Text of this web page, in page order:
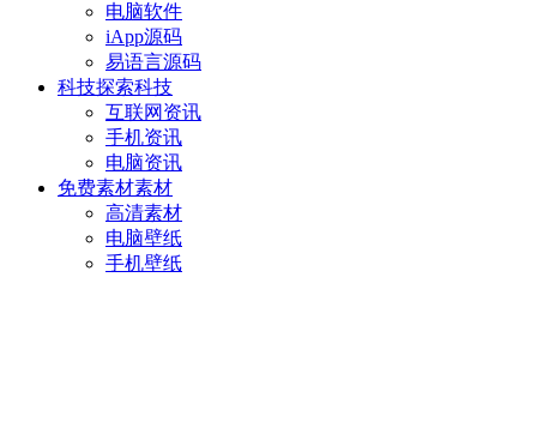
电脑软件
iApp源码
易语言源码
科技探索科技
互联网资讯
手机资讯
电脑资讯
免费素材素材
高清素材
电脑壁纸
手机壁纸